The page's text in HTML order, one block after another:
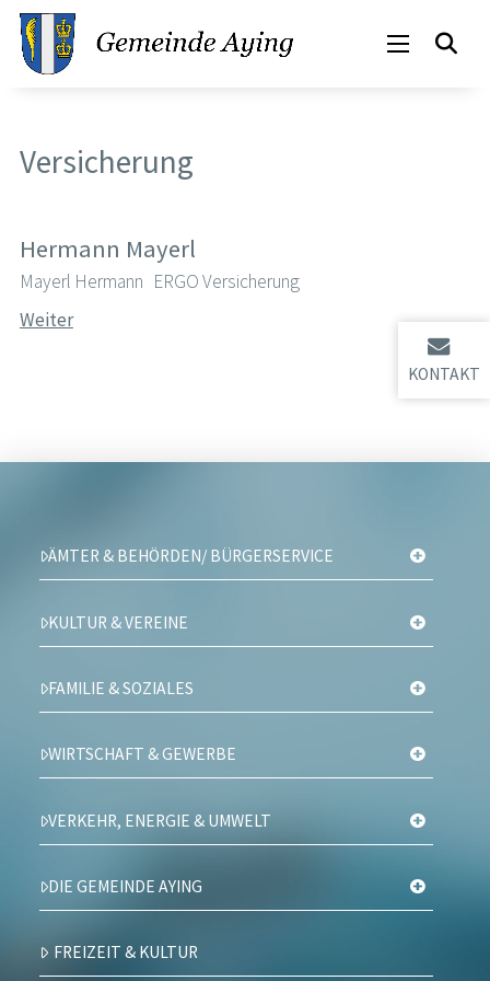
KONTAKT
Versicherung
Hermann Mayerl
Mayerl Hermann ERGO Versicherung
Weiter
ÄMTER & BEHÖRDEN/ BÜRGERSERVICE
KULTUR & VEREINE
FAMILIE & SOZIALES
WIRTSCHAFT & GEWERBE
VERKEHR, ENERGIE & UMWELT
DIE GEMEINDE AYING
FREIZEIT & KULTUR